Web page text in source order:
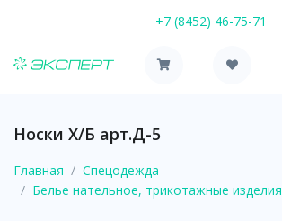
+7 (8452) 46-75-71
Носки Х/Б арт.Д-5
Главная
Спецодежда
Белье нательное, трикотажные изделия